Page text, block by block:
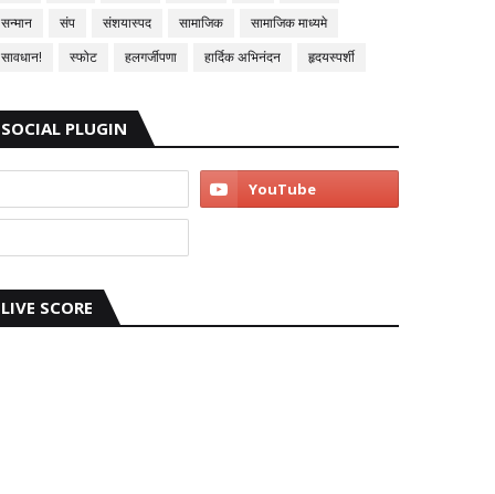
सन्मान
संप संशयास्पद सामाजिक
सामाजिक माध्यमे
सावधान!
स्फोट हलगर्जीपणा हार्दिक अभिनंदन हृदयस्पर्शी
SOCIAL PLUGIN
LIVE SCORE